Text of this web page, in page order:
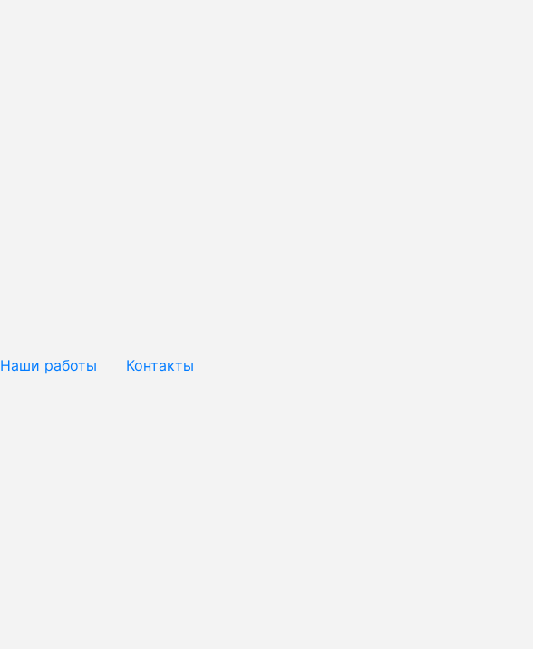
Наши работы Контакты